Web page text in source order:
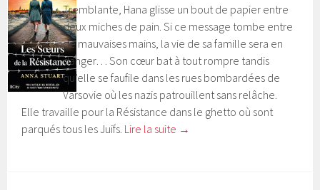
Tremblante, Hana glisse un bout de papier entre
deux miches de pain. Si ce message tombe entre
de mauvaises mains, la vie de sa famille sera en
danger… Son cœur bat à tout rompre tandis
qu’elle se faufile dans les rues bombardées de
Varsovie où les nazis patrouillent sans relâche.
Elle travaille pour la Résistance dans le ghetto où sont
parqués tous les Juifs. Lire la suite →